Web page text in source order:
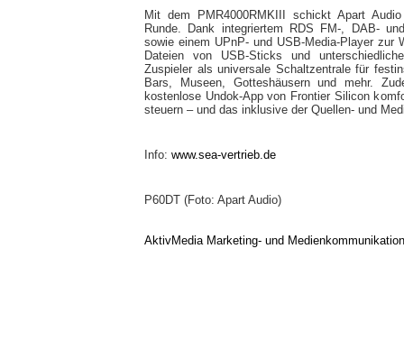
Mit dem PMR4000RMKIII schickt Apart
Runde. Dank integriertem RDS FM-, DAB-
sowie einem UPnP- und USB-Media-Player zur
Dateien von USB-Sticks und
Zuspieler als universale Schaltzentrale für
Bars, Museen, Gotteshäusern und mehr.
kostenlose Undok-App von Frontier Silicon
steuern – und das inklusive der Quellen- und
Info: www.sea-vertrieb.de
P60DT (Foto: Apart Audio)
AktivMedia Marketing- und